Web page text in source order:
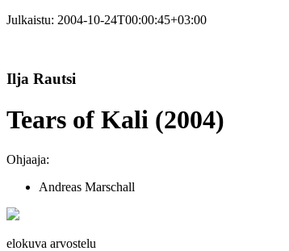
Julkaistu: 2004-10-24T00:00:45+03:00
Ilja Rautsi
Tears of Kali (2004)
Ohjaaja:
Andreas Marschall
elokuva arvostelu